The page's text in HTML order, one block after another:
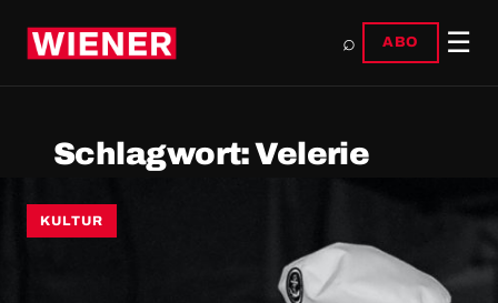
⌕ ABO ☰
Schlagwort:Velerie
KULTUR